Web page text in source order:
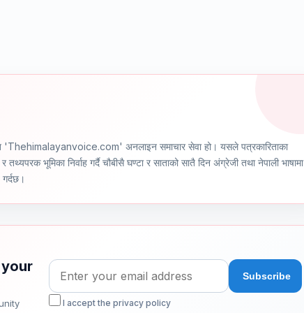
'Thehimalayanvoice.com' अनलाइन समाचार सेवा हो। यसले पत्रकारिताका
भूमिका निर्वाह गर्दै चौबीसै घण्टा र साताको सातै दिन अंग्रेजी तथा नेपाली भाषामा
I accept the privacy policy